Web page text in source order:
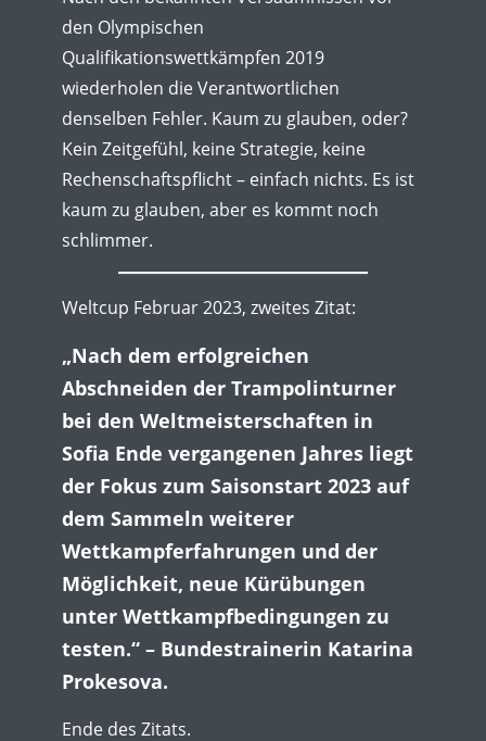
den Olympischen
Qualifikationswettkämpfen 2019
wiederholen die Verantwortlichen
denselben Fehler. Kaum zu glauben, oder?
Kein Zeitgefühl, keine Strategie, keine
Rechenschaftspflicht – einfach nichts. Es ist
kaum zu glauben, aber es kommt noch
schlimmer.
Weltcup Februar 2023, zweites Zitat:
„Nach dem erfolgreichen
Abschneiden der Trampolinturner
bei den Weltmeisterschaften in
Sofia Ende vergangenen Jahres liegt
der Fokus zum Saisonstart 2023 auf
dem Sammeln weiterer
Wettkampferfahrungen und der
Möglichkeit, neue Kürübungen
unter Wettkampfbedingungen zu
testen.“ – Bundestrainerin Katarina
Prokesova.
Ende des Zitats.